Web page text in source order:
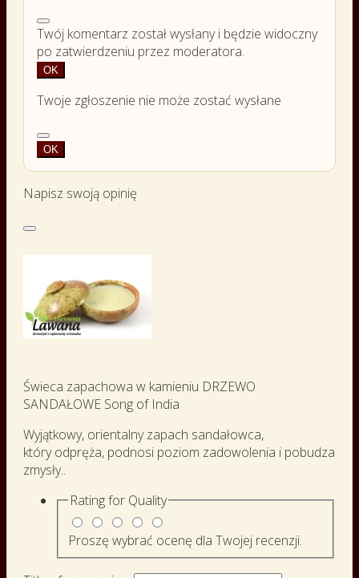
Twój komentarz został wysłany i będzie widoczny
po zatwierdzeniu przez moderatora.
OK
Twoje zgłoszenie nie może zostać wysłane
OK
Napisz swoją opinię
Świeca zapachowa w kamieniu DRZEWO
SANDAŁOWE Song of India
Wyjątkowy, orientalny zapach sandałowca,
który odpręża, podnosi poziom zadowolenia i pobudza
zmysły..
Rating for Quality
Proszę wybrać ocenę dla Twojej recenzji.